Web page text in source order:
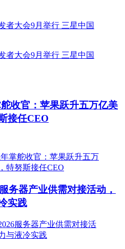
收官：苹果跃升五万亿美
接任CEO
务器产业供需对接活动，
实践